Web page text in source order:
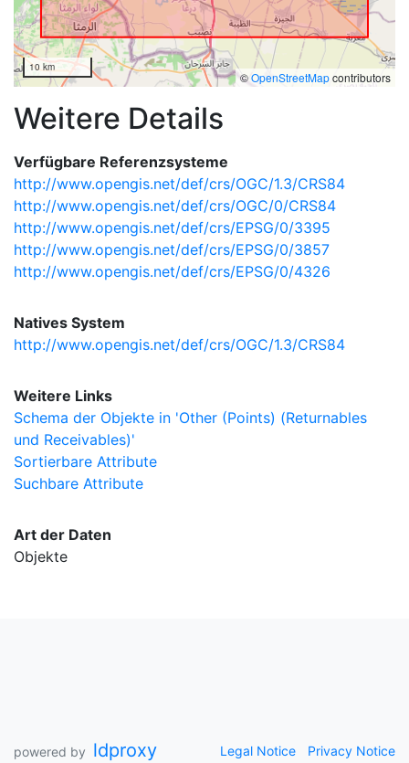
10 km
©OpenStreetMapcontributors
Weitere Details
Verfügbare Referenzsysteme
http://www.opengis.net/def/crs/OGC/1.3/CRS84
http://www.opengis.net/def/crs/OGC/0/CRS84
http://www.opengis.net/def/crs/EPSG/0/3395
http://www.opengis.net/def/crs/EPSG/0/3857
http://www.opengis.net/def/crs/EPSG/0/4326
Natives System
http://www.opengis.net/def/crs/OGC/1.3/CRS84
Weitere Links
Schema der Objekte in 'Other (Points) (Returnables
und Receivables)'
Sortierbare Attribute
Suchbare Attribute
Art der Daten
Objekte
powered by ldproxy Legal Notice Privacy Notice